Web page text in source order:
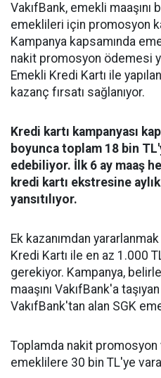
VakıfBank, emekli maaşını
emeklileri için promosyon
Kampanya kapsamında
nakit promosyon ödemesi
Emekli Kredi Kartı ile
kazanç fırsatı sağlanıyor.
Kredi kartı kampanyası
boyunca toplam 18 bin
edebiliyor. İlk 6 ay maaş
kredi kartı ekstresine
yansıtılıyor.
Ek kazanımdan
Kredi Kartı ile en az 1.000
gerekiyor. Kampanya,
maaşını VakıfBank'a
VakıfBank'tan alan SGK
Toplamda nakit
emeklilere 30 bin TL'ye